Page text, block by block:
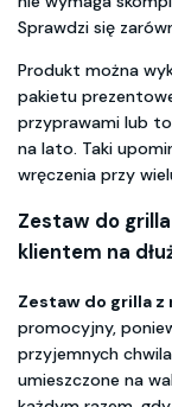
Sprawdzi się
Produkt można
pakietu
przyprawami lub
na lato. Taki
wręczenia przy
Zestaw do
klientem na
Zestaw do grilla z
promocyjny,
przyjemnych
umieszczone na